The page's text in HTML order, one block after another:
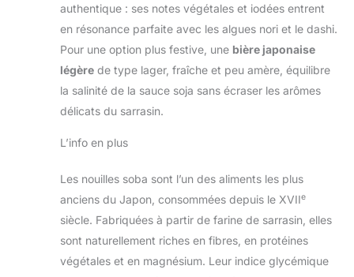
authentique : ses notes végétales et iodées entrent
en résonance parfaite avec les algues nori et le dashi.
Pour une option plus festive, une bière japonaise
légère de type lager, fraîche et peu amère, équilibre
la salinité de la sauce soja sans écraser les arômes
délicats du sarrasin.
L’info en plus
Les nouilles soba sont l’un des aliments les plus
anciens du Japon, consommées depuis le XVIIe
siècle. Fabriquées à partir de farine de sarrasin, elles
sont naturellement riches en fibres, en protéines
végétales et en magnésium. Leur indice glycémique